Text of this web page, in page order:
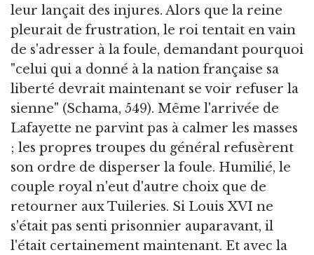
leur lançait des injures. Alors que la reine
pleurait de frustration, le roi tentait en vain
de s'adresser à la foule, demandant pourquoi
"celui qui a donné à la nation française sa
liberté devrait maintenant se voir refuser la
sienne" (Schama, 549). Même l'arrivée de
Lafayette ne parvint pas à calmer les masses
; les propres troupes du général refusèrent
son ordre de disperser la foule. Humilié, le
couple royal n'eut d'autre choix que de
retourner aux Tuileries. Si Louis XVI ne
s'était pas senti prisonnier auparavant, il
l'était certainement maintenant. Et avec la